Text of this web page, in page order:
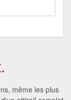
même les plus